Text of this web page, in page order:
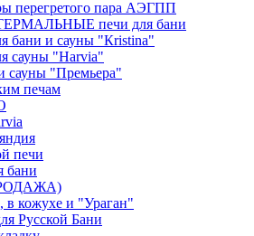
перегретого пара АЭГПП
печи для бани
бани и сауны "Кristina"
сауны "Harvia"
сауны "Премьера"
печам
печи
бани
в кожухе и "Ураган"
Русской Бани